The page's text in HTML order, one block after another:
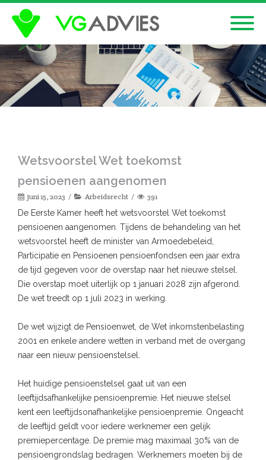
Wetsvoorstel Wet toekomst
pensioenen aangenomen
juni 15, 2023 Arbeidsrecht 391
De Eerste Kamer heeft het wetsvoorstel Wet toekomst
pensioenen aangenomen. Tijdens de behandeling van het
wetsvoorstel heeft de minister van Armoedebeleid,
Participatie en Pensioenen pensioenfondsen een jaar extra
de tijd gegeven voor de overstap naar het nieuwe stelsel.
Die overstap moet uiterlijk op 1 januari 2028 zijn afgerond.
De wet treedt op 1 juli 2023 in werking.
De wet wijzigt de Pensioenwet, de Wet inkomstenbelasting
2001 en enkele andere wetten in verband met de overgang
naar een nieuw pensioenstelsel.
Het huidige pensioenstelsel gaat uit van een
leeftijdsafhankelijke pensioenpremie. Het nieuwe stelsel
kent een leeftijdsonafhankelijke pensioenpremie. Ongeacht
de leeftijd geldt voor iedere werknemer een gelijk
premiepercentage. De premie mag maximaal 30% van de
pensioengrondslag bedragen. Werknemers moeten bij de